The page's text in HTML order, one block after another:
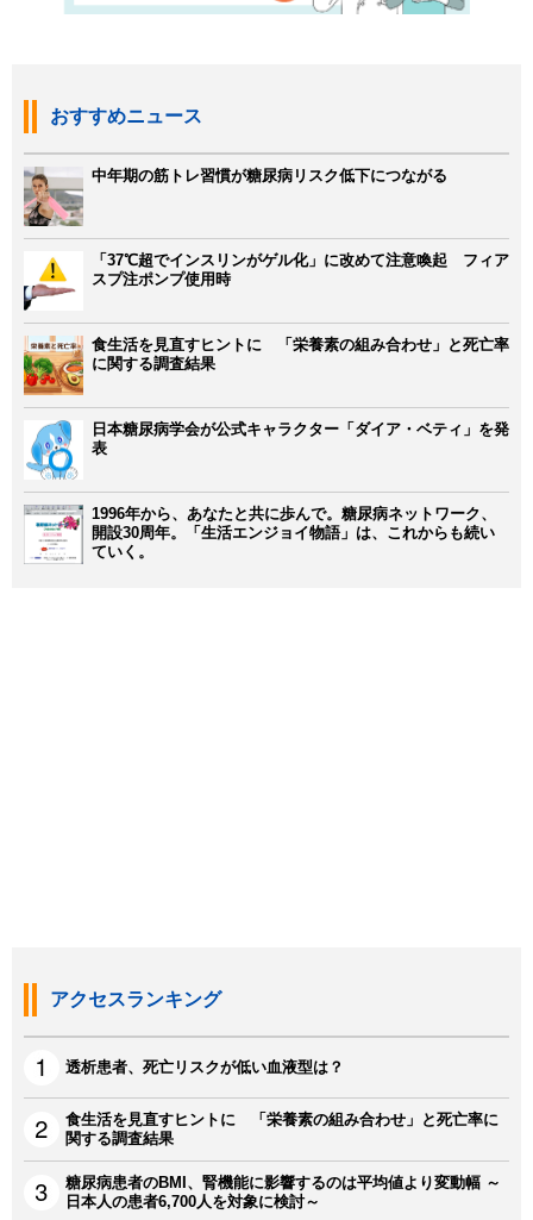
おすすめニュース
中年期の筋トレ習慣が糖尿病リスク低下につながる
「37℃超でインスリンがゲル化」に改めて注意喚起 フィア
スプ注ポンプ使用時
食生活を見直すヒントに 「栄養素の組み合わせ」と死亡率
に関する調査結果
日本糖尿病学会が公式キャラクター「ダイア・ベティ」を発
表
1996年から、あなたと共に歩んで。糖尿病ネットワーク、
開設30周年。「生活エンジョイ物語」は、これからも続い
ていく。
アクセスランキング
透析患者、死亡リスクが低い血液型は？
食生活を見直すヒントに 「栄養素の組み合わせ」と死亡率に
関する調査結果
糖尿病患者のBMI、腎機能に影響するのは平均値より変動幅 ～
日本人の患者6,700人を対象に検討～